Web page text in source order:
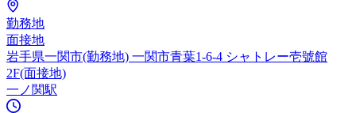
勤務地
面接地
岩手県一関市(勤務地) 一関市青葉1-6-4 シャトレー壱號館
2F(面接地)
一ノ関駅